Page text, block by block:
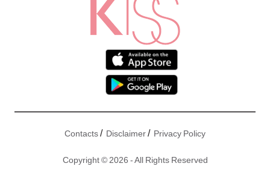
Contacts/ Disclaimer/ Privacy Policy
Copyright © 2026 - All Rights Reserved